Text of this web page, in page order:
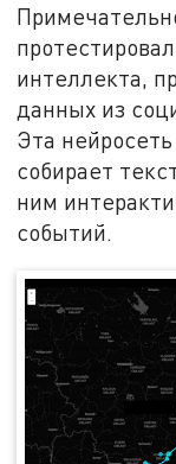
интеллекта,
данных из
Эта
собирает
ним
событий.